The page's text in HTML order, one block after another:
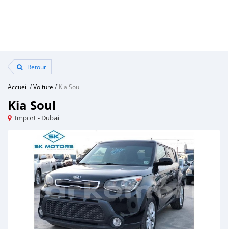
Retour
Accueil /Voiture /Kia Soul
Kia Soul
Import - Dubai